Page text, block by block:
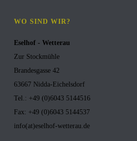
WO SIND WIR?
Eselhof - Wetterau
Zur Stockmühle
Brandesgasse 42
63667 Nidda-Eichelsdorf
Tel.: +49 (0)6043 5144516
Fax: +49 (0)6043 5144537
info(at)eselhof-wetterau.de